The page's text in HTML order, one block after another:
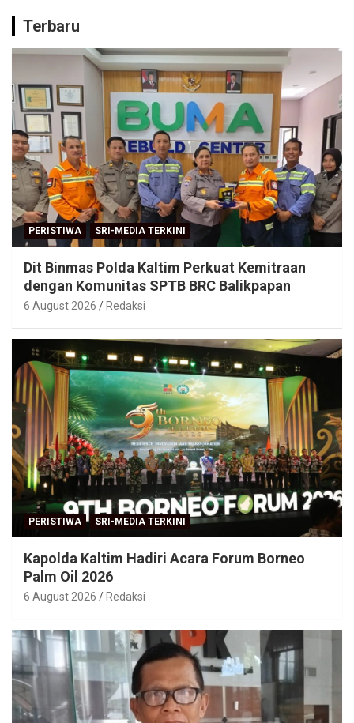
Terbaru
PERISTIWA SRI-MEDIA TERKINI
Dit Binmas Polda Kaltim Perkuat Kemitraan
dengan Komunitas SPTB BRC Balikpapan
6 August 2026 Redaksi
PERISTIWA SRI-MEDIA TERKINI
Kapolda Kaltim Hadiri Acara Forum Borneo
Palm Oil 2026
6 August 2026 Redaksi